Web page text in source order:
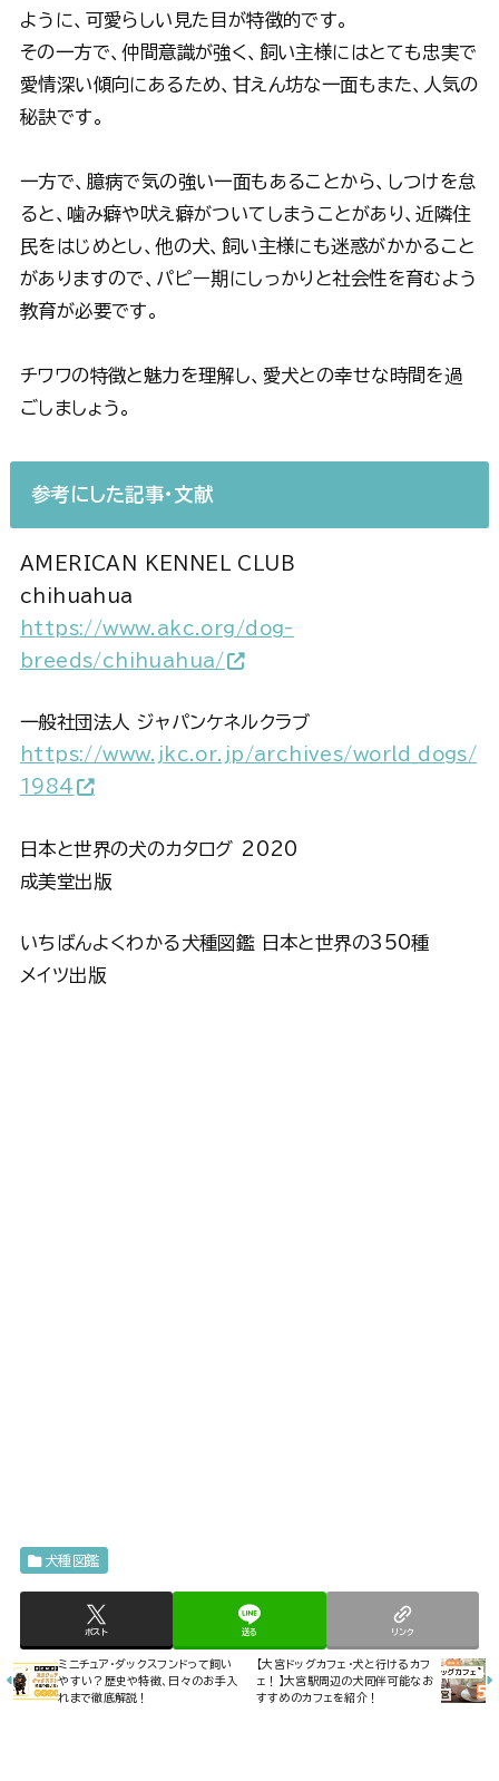
ように、可愛らしい見た目が特徴的です。
その一方で、仲間意識が強く、飼い主様にはとても忠実で
愛情深い傾向にあるため、甘えん坊な一面もまた、人気の
秘訣です。
一方で、臆病で気の強い一面もあることから、しつけを怠
ると、噛み癖や吠え癖がついてしまうことがあり、近隣住
民をはじめとし、他の犬、飼い主様にも迷惑がかかること
がありますので、パピー期にしっかりと社会性を育むよう
教育が必要です。
チワワの特徴と魅力を理解し、愛犬との幸せな時間を過
ごしましょう。
参考にした記事・文献
AMERICAN KENNEL CLUB
chihuahua
https://www.akc.org/dog-
breeds/chihuahua/
一般社団法人 ジャパンケネルクラブ
https://www.jkc.or.jp/archives/world_dogs/
1984
日本と世界の犬のカタログ 2020
成美堂出版
いちばんよくわかる犬種図鑑 日本と世界の350種
メイツ出版
犬種図鑑
ポスト 送る リンク
ミニチュア・ダックスフンドって飼い
やすい？歴史や特徴、日々のお手入
れまで徹底解説！
【大宮ドッグカフェ・犬と行けるカフ
ェ！】大宮駅周辺の犬同伴可能なお
すすめのカフェを紹介！